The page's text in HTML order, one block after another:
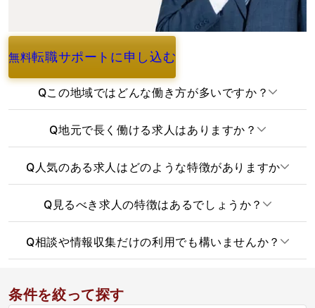
無料転職サポートに申し込む
よくあるご質問
Qこの地域ではどんな働き方が多いですか？
Q地元で長く働ける求人はありますか？
Q 人気のある求人はどのような特徴がありますか
Q 見るべき求人の特徴はあるでしょうか？
Q相談や情報収集だけの利用でも構いませんか？
条件を絞って探す